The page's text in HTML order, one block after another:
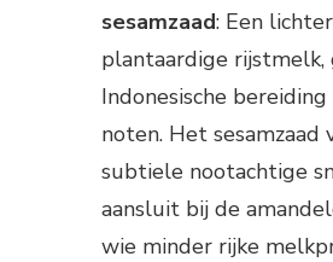
sesamzaad: Een
plantaardige rijstmelk,
Indonesische
noten. Het sesamzaad
subtiele nootachtige
aansluit bij de
wie minder rijke